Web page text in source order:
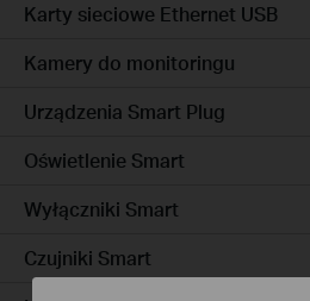
Karty sieciowe Ethernet USB
Kamery do monitoringu
Urządzenia Smart Plug
Oświetlenie Smart
Wyłączniki Smart
Czujniki Smart